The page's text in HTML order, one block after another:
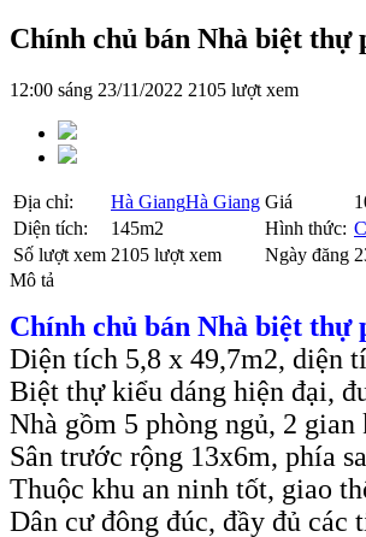
Chính chủ bán Nhà biệt thự
12:00 sáng 23/11/2022 2105 lượt xem
Địa chỉ: Hà GiangHà Giang Giá
Diện tích:
145m2 Hình thức:
Số lượt xem 2105 lượt xem Ngày đăng
Mô tả
Chính chủ bán Nhà biệt thự
Diện tích 5,8 x 49,7m2, diện
Biệt thự kiểu dáng hiện đại,
Nhà gồm 5 phòng ngủ, 2
Sân trước rộng 13x6m, phía
Thuộc khu an ninh tốt, giao
Dân cư đông đúc, đầy đủ